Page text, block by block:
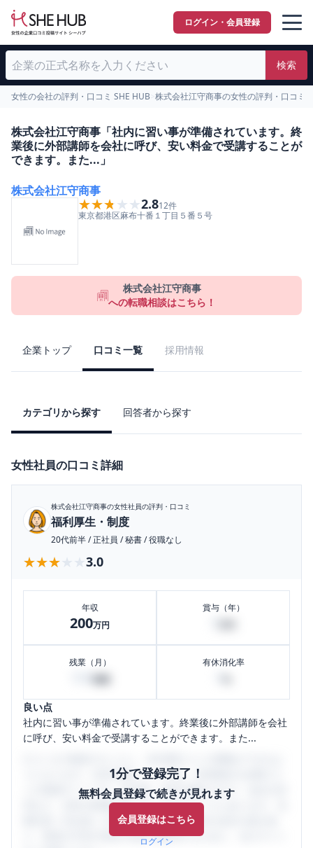
ログイン・会員登録
検索
女性の会社の評判・口コミ SHE HUB 株式会社江守商事の女性の評判・口コミ
株式会社江守商事「社内に習い事が準備されています。終
業後に外部講師を会社に呼び、安い料金で受講することが
できます。また...」
株式会社江守商事
★★★★★
★★★★★2.812件
東京都港区麻布十番１丁目５番５号
株式会社江守商事
への転職相談はこちら！
企業トップ 口コミ一覧 採用情報
カテゴリから探す 回答者から探す
女性社員の口コミ詳細
株式会社江守商事の女性社員の評判・口コミ
福利厚生・制度
20代前半/正社員 /秘書/役職なし
★★★★★
★★★★★ 3.0
年収
200万円
賞与（年）
残業（月） 有休消化率
良い点
社内に習い事が準備されています。終業後に外部講師を会社
に呼び、安い料金で受講することができます。また...
1分で登録完了！
無料会員登録で続きが見れます
会員登録はこちら
ログイン
うになります。SHEHUB(シーハブ)は、女性限定の企業口コ
ミの投稿サイトです。給与面・女性の働きやすさ・会社の評
判など、女性の転職は気にすべき点がたくさんあります。先
輩社員（元社員）の口コミを通して、本当の会社の姿を知
り、将来の不安や現在の悩みを解消するために、ぜひサイト